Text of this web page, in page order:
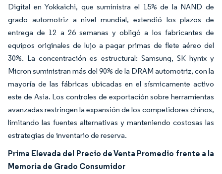
Digital en Yokkaichi, que suministra el 15% de la NAND de
grado automotriz a nivel mundial, extendió los plazos de
entrega de 12 a 26 semanas y obligó a los fabricantes de
equipos originales de lujo a pagar primas de flete aéreo del
30%. La concentración es estructural: Samsung, SK hynix y
Micron suministran más del 90% de la DRAM automotriz, con la
mayoría de las fábricas ubicadas en el sísmicamente activo
este de Asia. Los controles de exportación sobre herramientas
avanzadas restringen la expansión de los competidores chinos,
limitando las fuentes alternativas y manteniendo costosas las
estrategias de inventario de reserva.
Prima Elevada del Precio de Venta Promedio frente a la
Memoria de Grado Consumidor